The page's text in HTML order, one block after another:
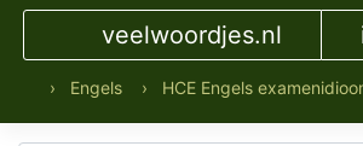
veelwoordjes.nl
› Engels › HCE Engels